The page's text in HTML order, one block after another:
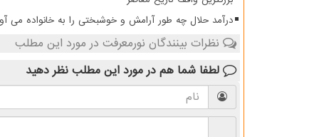
درآمد حلال چه طور آرامش و خوشبختی را به خانواده می
نظرات بینندگان نورمعرفت در مورد این مطلب
لطفا شما هم در مورد این مطلب نظر دهید